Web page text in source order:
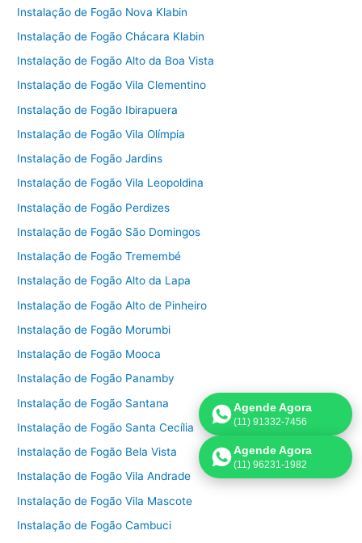
Instalação de Fogão Nova Klabin
Instalação de Fogão Chácara Klabin
Instalação de Fogão Alto da Boa Vista
Instalação de Fogão Vila Clementino
Instalação de Fogão Ibirapuera
Instalação de Fogão Vila Olímpia
Instalação de Fogão Jardins
Instalação de Fogão Vila Leopoldina
Instalação de Fogão Perdizes
Instalação de Fogão São Domingos
Instalação de Fogão Tremembé
Instalação de Fogão Alto da Lapa
Instalação de Fogão Alto de Pinheiro
Instalação de Fogão Morumbi
Instalação de Fogão Mooca
Instalação de Fogão Panamby
Instalação de Fogão Santana
Instalação de Fogão Santa Cecília
Instalação de Fogão Bela Vista
Instalação de Fogão Vila Andrade
Instalação de Fogão Vila Mascote
Instalação de Fogão Cambuci
Agende Agora
(11) 91332-7456
Agende Agora
(11) 96231-1982